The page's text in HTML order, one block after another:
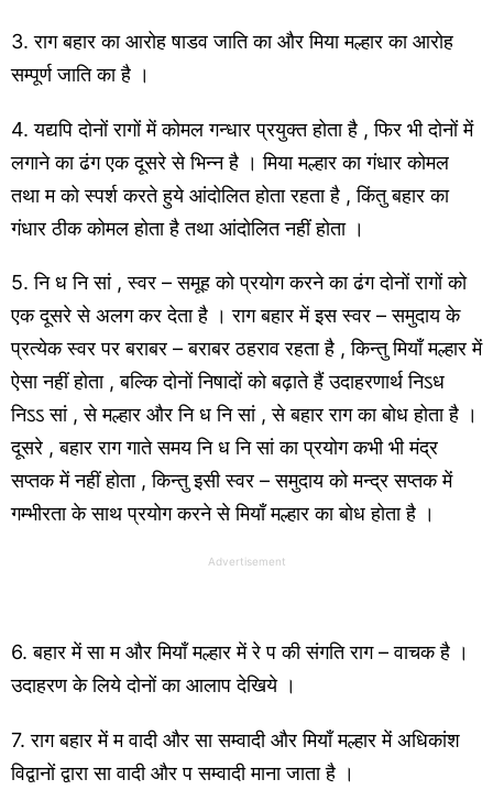
3. राग बहार का आरोह षाडव जाति का और मिया मल्हार का आरोह
सम्पूर्ण जाति का है ।
4. यद्यपि दोनों रागों में कोमल गन्धार प्रयुक्त होता है , फिर भी दोनों में
लगाने का ढंग एक दूसरे से भिन्न है । मिया मल्हार का गंधार कोमल
तथा म को स्पर्श करते हुये आंदोलित होता रहता है , किंतु बहार का
गंधार ठीक कोमल होता है तथा आंदोलित नहीं होता ।
5. नि ध नि सां , स्वर – समूह को प्रयोग करने का ढंग दोनों रागों को
एक दूसरे से अलग कर देता है । राग बहार में इस स्वर – समुदाय के
प्रत्येक स्वर पर बराबर – बराबर ठहराव रहता है , किन्तु मियाँ मल्हार में
ऐसा नहीं होता , बल्कि दोनों निषादों को बढ़ाते हैं उदाहरणार्थ निऽध
निऽऽ सां , से मल्हार और नि ध नि सां , से बहार राग का बोध होता है ।
दूसरे , बहार राग गाते समय नि ध नि सां का प्रयोग कभी भी मंद्र
सप्तक में नहीं होता , किन्तु इसी स्वर – समुदाय को मन्द्र सप्तक में
गम्भीरता के साथ प्रयोग करने से मियाँ मल्हार का बोध होता है ।
Advertisement
6. बहार में सा म और मियाँ मल्हार में रे प की संगति राग – वाचक है ।
उदाहरण के लिये दोनों का आलाप देखिये ।
7. राग बहार में म वादी और सा सम्वादी और मियाँ मल्हार में अधिकांश
विद्वानों द्वारा सा वादी और प सम्वादी माना जाता है ।